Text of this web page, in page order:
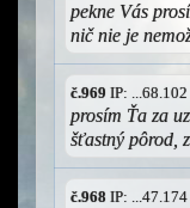
pekne Vás
nič nie je
č.969 IP:
prosím Ťa za
šťastný pôrod,
č.968 IP: